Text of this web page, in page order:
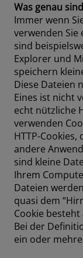
Was genau
Immer wenn
verwenden Sie
sind
Explorer und
speichern
Diese Dateien
Eines ist nicht
echt nützliche
verwenden
HTTP-
andere
sind kleine
Ihrem
Dateien
quasi dem
Cookie
Bei der
ein oder